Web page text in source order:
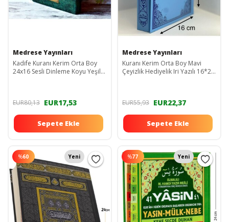
Medrese Yayınları
Kadife Kuranı Kerim Orta Boy
24x16 Sesli Dinleme Koyu Yeşil
EUR80,13 EUR17,53
Sepete Ekle
Medrese Yayınları
Kuranı Kerim Orta Boy Mavi
Çeyizlik Hediyelik Iri Yazılı 16*24
EUR55,93 EUR22,37
Sepete Ekle
%60 Yeni %77 Yeni